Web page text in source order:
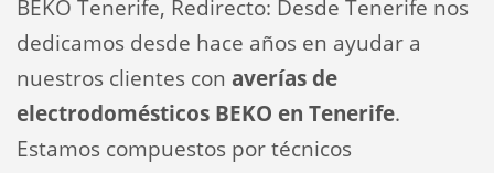
BEKO Tenerife, Redirecto: Desde Tenerife nos
dedicamos desde hace años en ayudar a
nuestros clientes con averías de
electrodomésticos BEKO en Tenerife.
Estamos compuestos por técnicos